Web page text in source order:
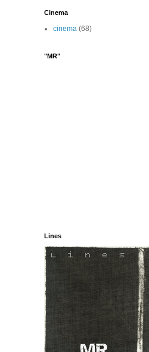
Cinema
cinema (68)
"MR"
Lines